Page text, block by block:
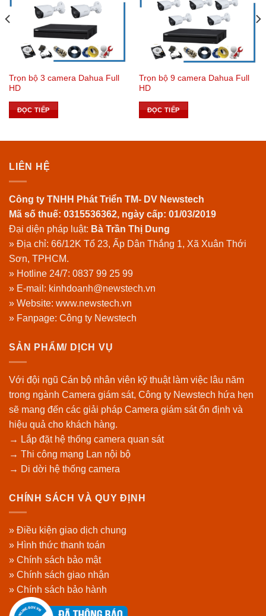
Trọn bộ 3 camera Dahua Full
HD
ĐỌC TIẾP
Trọn bộ 9 camera Dahua Full
HD
ĐỌC TIẾP
LIÊN HỆ
Công ty TNHH Phát Triển TM- DV Newstech
Mã số thuế: 0315536362, ngày cấp: 01/03/2019
Đại diện pháp luật: Bà Trần Thị Dung
» Địa chỉ: 66/12K Tổ 23, Ấp Dân Thắng 1, Xã Xuân Thới
Sơn, TPHCM.
» Hotline 24/7: 0837 99 25 99
» E-mail: kinhdoanh@newstech.vn
» Website: www.newstech.vn
» Fanpage: Công ty Newstech
SẢN PHẨM/ DỊCH VỤ
Với đội ngũ Cán bộ nhân viên kỹ thuật làm việc lâu năm
trong ngành Camera giám sát, Công ty Newstech hứa hẹn
sẽ mang đến các giải pháp Camera giám sát ổn định và
hiệu quả cho khách hàng.
→ Lắp đặt hệ thống camera quan sát
→ Thi công mạng Lan nội bộ
→ Di dời hệ thống camera
CHÍNH SÁCH VÀ QUY ĐỊNH
» Điều kiện giao dịch chung
» Hình thức thanh toán
» Chính sách bảo mật
» Chính sách giao nhận
» Chính sách bảo hành